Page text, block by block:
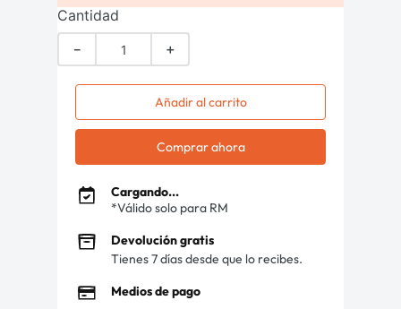
Cantidad
＋
－
Añadir al carrito
Comprar ahora
Cargando...
*Válido solo para RM
Devolución gratis
Tienes 7 días desde que lo recibes.
Medios de pago